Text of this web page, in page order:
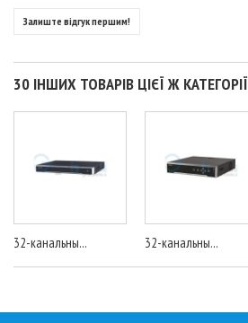
Залиште відгук першим!
30 ІНШИХ ТОВАРІВ ЦІЄЇ Ж КАТЕГОРІЇ
32-канальны... 32-канальны...